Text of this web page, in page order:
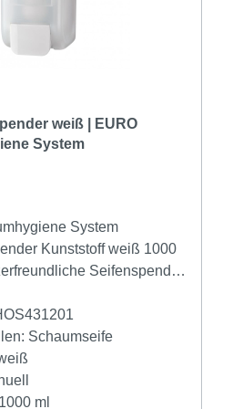
weiß | EURO
System
System
weiß 1000
einen dosierten
Nachfüllung ist ein
was dieses System
macht. Durch die
Spenders ist der
Schaumseife
1000 ml